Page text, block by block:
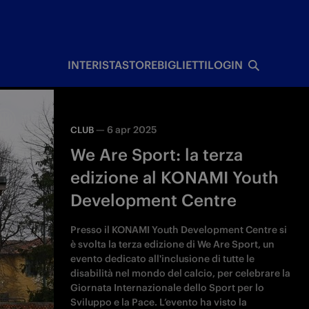
INTERISTASTOREBIGLIETTILOGIN
CLUB —6 apr 2025
We Are Sport: la terza
edizione al KONAMI Youth
Development Centre
Presso il KONAMI Youth Development Centre si
è svolta la terza edizione di We Are Sport, un
evento dedicato all'inclusione di tutte le
disabilità nel mondo del calcio, per celebrare la
Giornata Internazionale dello Sport per lo
Sviluppo e la Pace. L’evento ha visto la